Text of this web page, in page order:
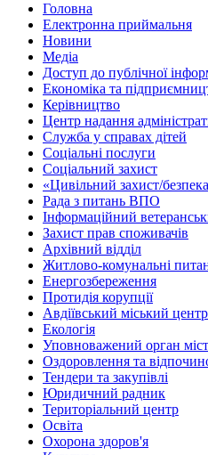
Головна
Електронна приймальня
Новини
Медіа
Доступ до публічної
Економіка та
Керівництво
Центр надання
Служба у справах дітей
Соціальні послуги
Соціальний захист
«Цивільний захист/
Рада з питань ВПО
Інформаційний
Захист прав споживачів
Архівний відділ
Житлово-комунальні
Енергозбереження
Протидія корупції
Авдіївський міський
Екологія
Уповноважений орган
Оздоровлення та
Тендери та закупівлі
Юридичний радник
Територіальний центр
Освіта
Охорона здоров'я